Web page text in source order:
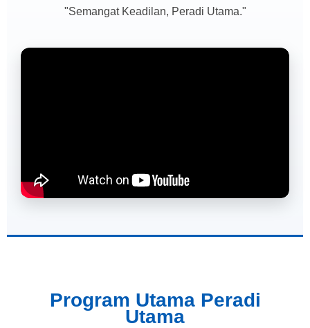
"Semangat Keadilan, Peradi Utama."
Program Utama Peradi
Utama